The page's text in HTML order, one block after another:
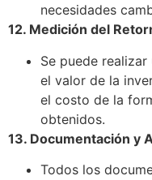
necesidades
12. Medición del
Se puede realizar
el valor de la
el costo de la
obtenidos.
13. Documentación y
Todos los